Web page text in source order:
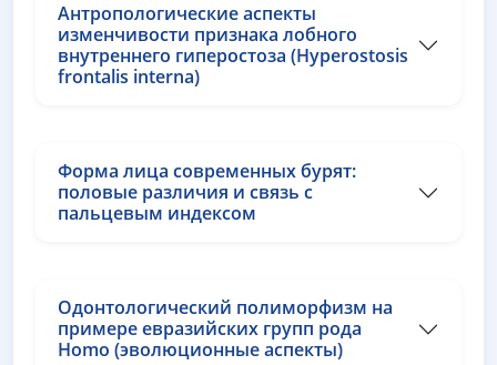
Антропологические аспекты
изменчивости признака лобного
внутреннего гиперостоза (Hyperostosis
frontalis interna)
Форма лица современных бурят:
половые различия и связь с
пальцевым индексом
Одонтологический полиморфизм на
примере евразийских групп рода
Homo (эволюционные аспекты)